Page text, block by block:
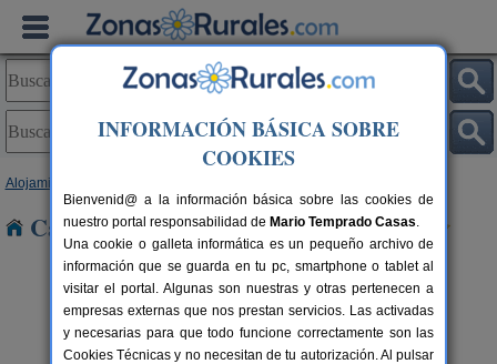
Alojamientos
Casas Rurales cerca de Islares
INFORMACIÓN BÁSICA SOBRE
COOKIES
Bienvenid@ a la información básica sobre las cookies de
nuestro portal responsabilidad de Mario Temprado Casas.
Una cookie o galleta informática es un pequeño archivo de
información que se guarda en tu pc, smartphone o tablet al
visitar el portal. Algunas son nuestras y otras pertenecen a
empresas externas que nos prestan servicios. Las activadas
y necesarias para que todo funcione correctamente son las
Cookies Técnicas y no necesitan de tu autorización. Al pulsar